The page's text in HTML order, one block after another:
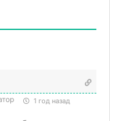
1 год назад